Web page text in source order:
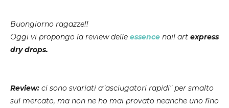
Buongiorno ragazze!!
Oggi vi propongo la review delle essence nail art express
dry drops.
Review: ci sono svariati a"asciugatori rapidi" per smalto
sul mercato, ma non ne ho mai provato neanche uno fino